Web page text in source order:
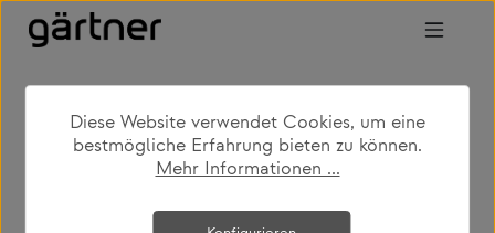
Zum Hauptinhalt springen
shop produkte wohnen esstische
Bildergalerie überspringen
Diese Website verwendet Cookies, um eine
bestmögliche Erfahrung bieten zu können.
Mehr Informationen ...